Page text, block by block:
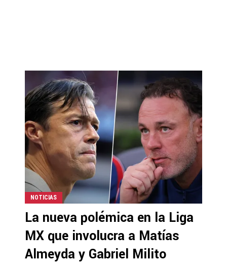
NOTICIAS
La nueva polémica en la Liga
MX que involucra a Matías
Almeyda y Gabriel Milito